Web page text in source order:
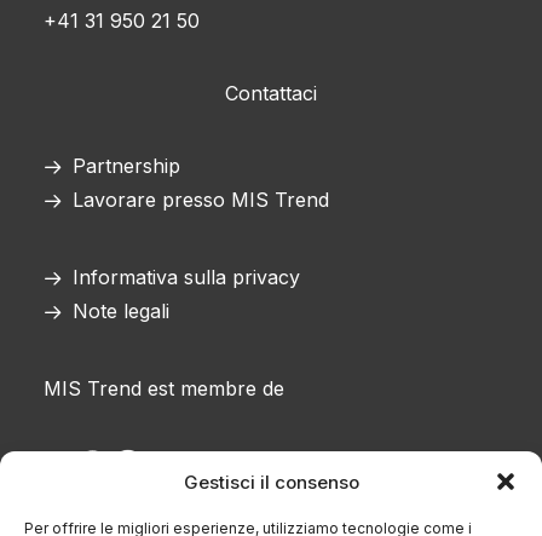
Gestisci il consenso
Per offrire le migliori esperienze, utilizziamo tecnologie come i
+41 31 950 21 50
Contattaci
Partnership
Lavorare presso MIS Trend
Informativa sulla privacy
Note legali
MIS Trend est membre de